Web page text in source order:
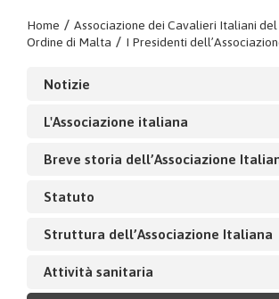
Home / Associazione dei Cavalieri Italiani
Ordine di Malta / I Presidenti
Notizie
L'Associazione italiana
Breve storia dell’Associazione
Statuto
Struttura dell’Associazione Italiana
Attività sanitaria